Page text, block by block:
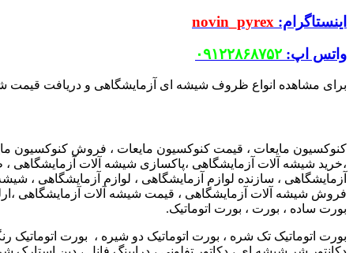
اینستاگرام:
واتس اپ: ۰۹۱۲۲۸۶۸۷۵۲
برای مشاهده انواع ظروف شیشه ای آزمایشگاهی و دریافت قیمت
کنوکسیون مایعات ، قیمت کنوکسیون مایعات ، فروش کنوکسیون
،خرید شیشه آلات آزمایشگاهی ،پاکسازی شیشه آلات
آزمایشگاهی ، سازنده لوازم آزمایشگاهی ، لوازم آزمایشگاهی ،
فروش شیشه آلات آزمایشگاهی ، قیمت شیشه آلات آزمایشگاهی ،ارلن
بورت ساده ، بورت ، بورت اتوماتیک.
بورت اتوماتیک تک شره ، بورت اتوماتیک دو شیره ، بورت اتوماتیک